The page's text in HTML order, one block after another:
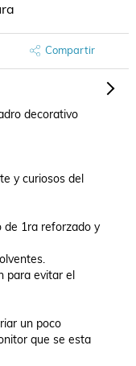
Compartir
decorativo
y curiosos del
de 1ra reforzado y
para evitar el
un poco
que se esta